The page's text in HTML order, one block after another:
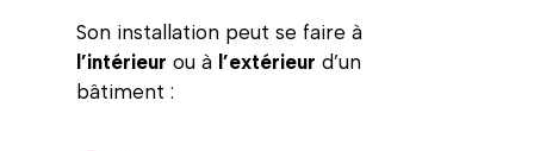
Son installation peut se faire à
l’intérieur ou àl’extérieur d’un
bâtiment :